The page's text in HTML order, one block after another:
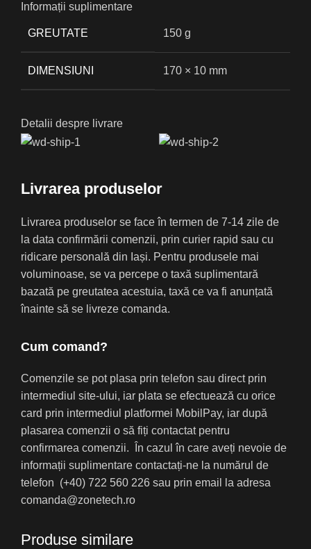
Informații suplimentare
GREUTATE 150 g
DIMENSIUNI 170 × 10 mm
Detalii despre livrare
Livrarea produselor
Livrarea produselor se face în termen de 7-14 zile de
la data confirmării comenzii, prin curier rapid sau cu
ridicare personală din Iași. Pentru produsele mai
voluminoase, se va percepe o taxă suplimentară
bazată pe greutatea acestuia, taxă ce va fi anunțată
înainte să se livreze comanda.
Cum comand?
Comenzile se pot plasa prin telefon sau direct prin
intermediul site-ului, iar plata se efectuează cu orice
card prin intermediul platformei MobilPay, iar după
plasarea comenzii o să fiți contactat pentru
confirmarea comenzii. În cazul în care aveți nevoie de
informații suplimentare contactați-ne la numărul de
telefon (+40) 722 560 226 sau prin email la adresa
comanda@zonetech.ro
Produse similare